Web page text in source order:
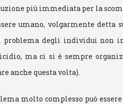
più immediata per la
umano, volgarmente detta
problema degli individui non
ma ci si è sempre
anche questa volta).
molto complesso può